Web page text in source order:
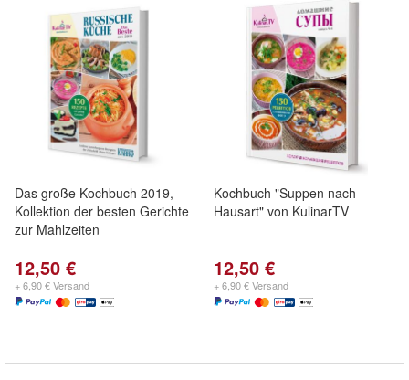
Das große Kochbuch 2019,
Kollektion der besten Gerichte
zur Mahlzeiten
12,50 €
+ 6,90 € Versand
Kochbuch "Suppen nach
Hausart" von KulinarTV
12,50 €
+ 6,90 € Versand